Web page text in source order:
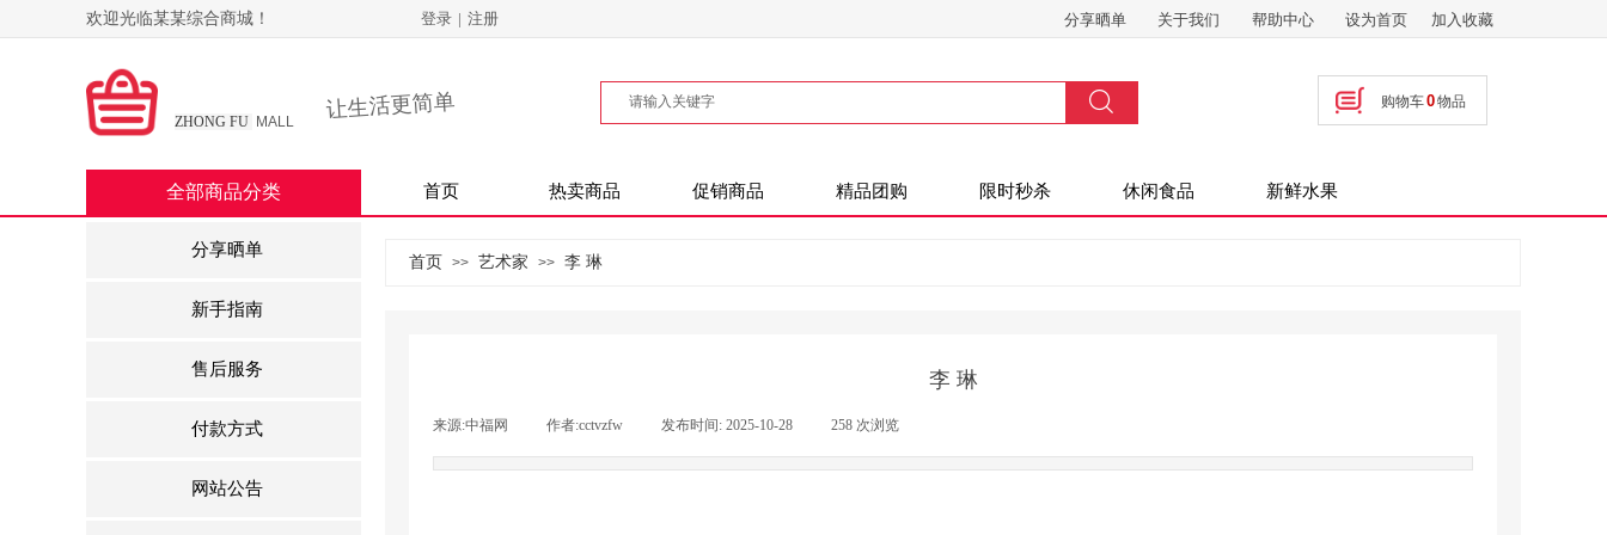
设为首页 加入收藏
关于我们
欢迎光临某某综合商城！ 分享晒单 帮助中心
登录 | 注册
购物车0物品
让生活更简单 按钮文本
搜索
ZHONG FU MALL
全部商品分类 首页 热卖商品 促销商品 精品团购 限时秒杀 休闲食品 新鲜水果
分享晒单
新手指南
售后服务
付款方式
网站公告
首页 >> 艺术家 >> 李 琳
李 琳
来源:中福网 作者:cctvzfw 发布时间: 2025-10-28 258 次浏览